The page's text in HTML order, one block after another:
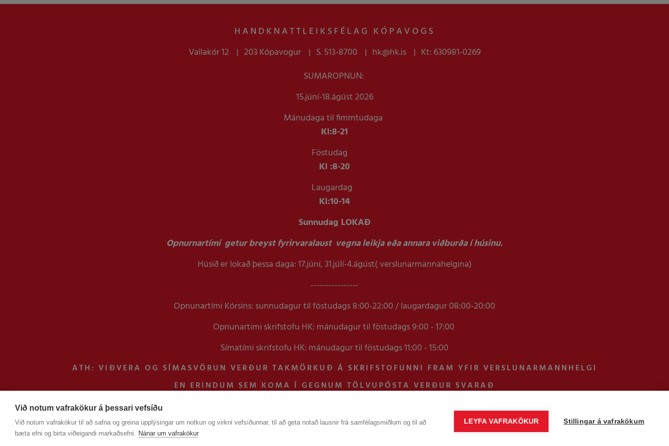
Við notum vafrakökur á þessari vefsíðu
Við notum vafrakökur til að safna og greina upplýsingar um notkun og virkni vefsíðunnar, til að geta notað lausnir frá samfélagsmiðlum og til að
bæta efni og birta viðeigandi markaðsefni. Nánar um vafrakökur
LEYFA VAFRAKÖKUR Stillingar á vafrakökum
HANDKNATTLEIKSFÉLAG KÓPAVOGS
Vallakór 12
203 Kópavogur S. 513-8700 hk@hk.is
Kt: 630981-0269
SUMAROPNUN:
15.júní-18.ágúst 2026
Mánudaga til fimmtudaga
Kl:8-21
Föstudag
Kl :8-20
Laugardag
Kl:10-14
Sunnudag LOKAÐ
Opnurnartími getur breyst fyrirvaralaust vegna leikja eða annara viðburða í húsinu.
Húsið er lokað þessa daga: 17.júní, 31.júlí-4.ágúst( verslunarmannahelgina)
----------------
Opnunartími Kórsins: sunnudagur til föstudags 8:00-22:00 / laugardagur 08:00-20:00
Opnunartimi skrifstofu HK: mánudagur til föstudags 9:00 - 17:00
Símatími skrifstofu HK: mánudagur til föstudags 11:00 - 15:00
ATH: VIÐVERA OG SÍMASVÖRUN VERÐUR TAKMÖRKUÐ Á SKRIFSTOFUNNI FRAM YFIR VERSLUNARMANNHELGI
EN ERINDUM SEM KOMA Í GEGNUM TÖLVUPÓSTA VERÐUR SVARAÐ